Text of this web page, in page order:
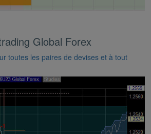
Global Forex
toutes les paires de devises et à tout